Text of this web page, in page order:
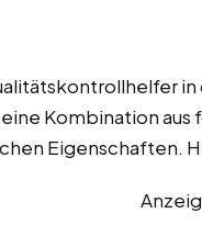
Kombination
Eigenschaften.